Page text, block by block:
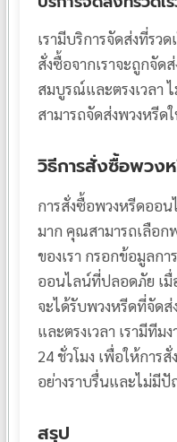
เรามีบริการจัดส่งที่ร
สั่งซื้อจากเราจะถูกจัด
สมบูรณ์และตรงเวลา
สามารถจัดส่งพวงหรี
วิธีการสั่งซื้อพวง
การสั่งซื้อพวงหรีดออ
มาก คุณสามารถเลือก
ของเรา กรอกข้อมูลก
ออนไลน์ที่ปลอดภัย เ
จะได้รับพวงหรีดที่จัด
และตรงเวลา เรามีที
24 ชั่วโมง เพื่อให้การ
อย่างราบรื่นและไม่มี
สรุป